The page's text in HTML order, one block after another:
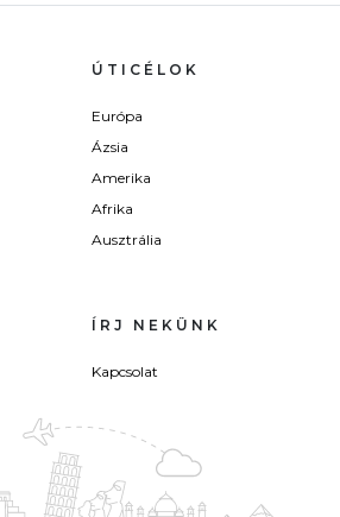
ÚTICÉLOK
Európa
Ázsia
Amerika
Afrika
Ausztrália
ÍRJ NEKÜNK
Kapcsolat